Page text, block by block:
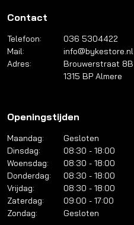
Contact
Telefoon:
036 5304422
Mail:
info@bykestore.nl
Adres:
Brouwerstraat 8B
1315 BP Almere
Openingstijden
Maandag:
Gesloten
Dinsdag:
08:30 - 18:00
Woensdag:
08:30 - 18:00
Donderdag:
08:30 - 18:00
Vrijdag:
08:30 - 18:00
Zaterdag:
09:00 - 17:00
Zondag:
Gesloten